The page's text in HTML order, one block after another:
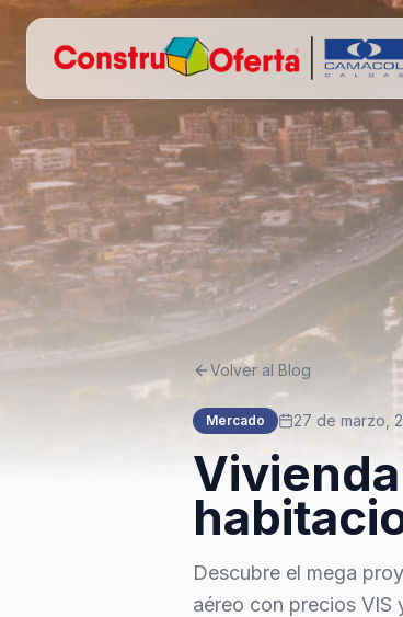
Volver al Blog
Mercado 27 de marzo,
Descubre el mega
aéreo con precios VIS